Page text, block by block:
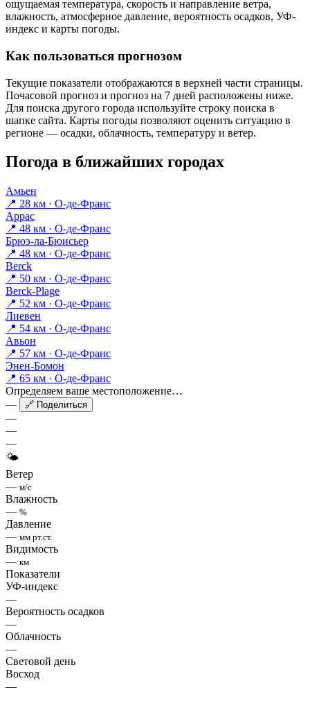
ощущаемая температура, скорость и направление ветра,
влажность, атмосферное давление, вероятность осадков, УФ-
индекс и карты погоды.
Как пользоваться прогнозом
Текущие показатели отображаются в верхней части страницы.
Почасовой прогноз и прогноз на 7 дней расположены ниже.
Для поиска другого города используйте строку поиска в
шапке сайта. Карты погоды позволяют оценить ситуацию в
регионе — осадки, облачность, температуру и ветер.
Погода в ближайших городах
Амьен
📍 28 км · О-де-Франс
Аррас
📍 48 км · О-де-Франс
Брюэ-ла-Бюисьер
📍 48 км · О-де-Франс
Berck
📍 50 км · О-де-Франс
Berck-Plage
📍 52 км · О-де-Франс
Лиевен
📍 54 км · О-де-Франс
Авьон
📍 57 км · О-де-Франс
Энен-Бомон
📍 65 км · О-де-Франс
Определяем ваше местоположение…
—
🔗 Поделиться
—
—
—
🌤
Ветер
— м/с
Влажность
— %
Давление
— мм рт.ст.
Видимость
— км
Показатели
УФ-индекс
—
Вероятность осадков
—
Облачность
—
Световой день
Восход
—